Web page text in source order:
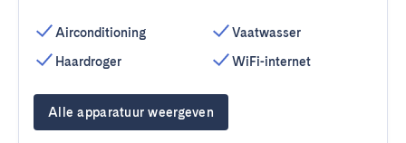
Airconditioning
Haardroger
Vaatwasser
WiFi-internet
Alle apparatuur weergeven